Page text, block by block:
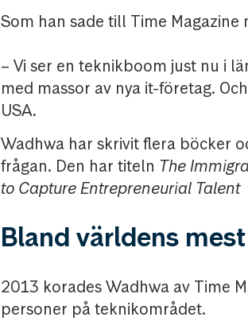
Som han sade till Time Magazine
– Vi ser en teknikboom just nu i
med massor av nya it-företag.
USA.
Wadhwa har skrivit flera böcker
frågan. Den har titeln The
to Capture Entrepreneurial Talent
Bland världens
2013 korades Wadhwa av Time
personer på teknikområdet.